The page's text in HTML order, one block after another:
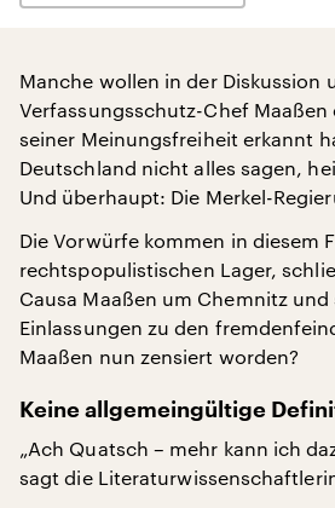
Manche wollen in der Diskussion
Verfassungsschutz-Chef Maaßen
seiner Meinungsfreiheit erkannt
Deutschland nicht alles sagen,
Und überhaupt: Die Merkel-
Die Vorwürfe kommen in diesem
rechtspopulistischen Lager,
Causa Maaßen um Chemnitz
Einlassungen zu den
Maaßen nun zensiert worden?
Keine allgemeingültige
„Ach Quatsch – mehr kann ich
sagt die